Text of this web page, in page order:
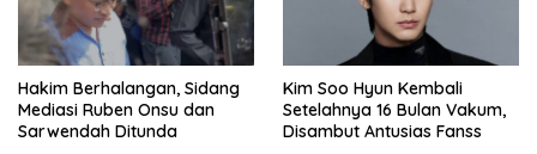
Hakim Berhalangan, Sidang
Mediasi Ruben Onsu dan
Sarwendah Ditunda
Kim Soo Hyun Kembali
Setelahnya 16 Bulan Vakum,
Disambut Antusias Fanss